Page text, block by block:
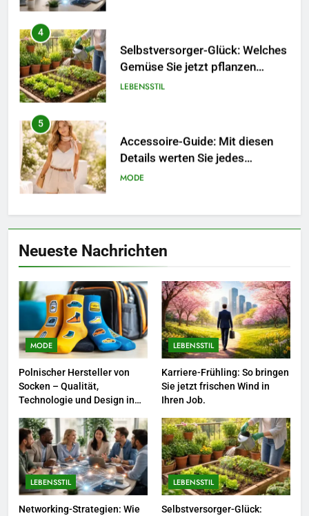
5
Accessoire-Guide: Mit diesen
Details werten Sie jedes
Frühlingsoutfit auf.
MODE
6
Naturnah gärtnern: So locken
Sie Bienen und Schmetterlinge
in Ihren Garten.
LEBENSSTIL
7
zum Quereinstieg in der neuen
Saison.
LEBENSSTIL
8
Farbenpracht statt Wintergrau:
So kombinieren Sie Pastelltöne
in diesem Jahr.
MODE
1
Polnischer Hersteller von
Socken – Qualität, Technologie
und Design in einem
MODE
2
Karriere-Frühling: So bringen Sie
Neueste Nachrichten
MODE
Polnischer Hersteller von
Socken – Qualität,
Technologie und Design in
LEBENSSTIL
Karriere-Frühling: So bringen
Sie jetzt frischen Wind in
Ihren Job.
LEBENSSTIL
Networking-Strategien: Wie
LEBENSSTIL
Selbstversorger-Glück: